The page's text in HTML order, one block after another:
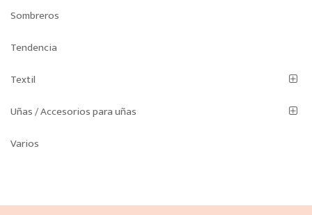
Sombreros
Tendencia
Textil
Uñas / Accesorios para uñas
Varios